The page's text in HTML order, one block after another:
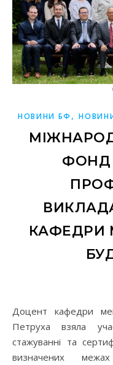
НОВИНИ БФ ,
ФОНД
КАФЕДРИ
Доцент кафедри менеджменту в будівництві Ніна
Петруха взяла
стажуванні та
визначених